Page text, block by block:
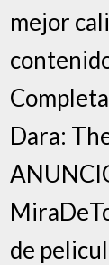
mejor
Dara:
de